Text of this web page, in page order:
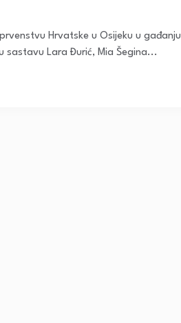
Hrvatske u Osijeku u gađanju
sastavu Lara Đurić, Mia Šegina...